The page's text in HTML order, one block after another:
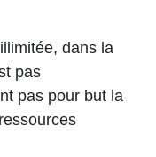
dans la
pas
pas pour but la